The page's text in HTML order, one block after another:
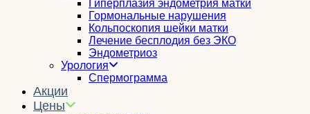
Гиперплазия эндометрия матки
Гормональные нарушения
Кольпоскопия шейки матки
Лечение бесплодия без ЭКО
Эндометриоз
Урология
Спермограмма
Акции
Цены